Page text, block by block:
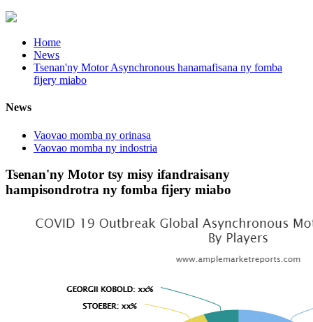
Home
News
Tsenan'ny Motor Asynchronous hanamafisana ny fomba
fijery miabo
News
Vaovao momba ny orinasa
Vaovao momba ny indostria
Tsenan'ny Motor tsy misy ifandraisany
hampisondrotra ny fomba fijery miabo